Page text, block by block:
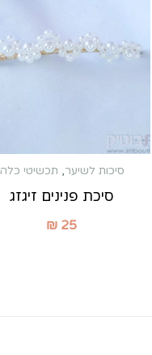
סיכות לשיער, תכשיטי כלה
סיכת פנינים זיגזג
₪ 25